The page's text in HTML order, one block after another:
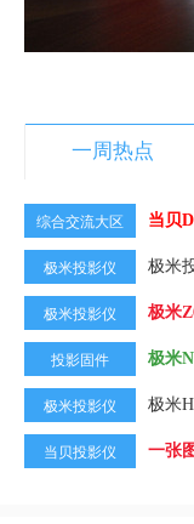
一周热点
综合交流大区
极米投影仪 极米
极米投影仪 极米
投影固件
极米投影仪 极米
当贝投影仪 一张